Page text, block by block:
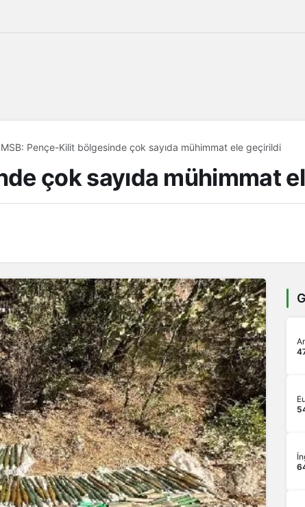
MSB: Pençe-Kilit bölgesinde çok sayıda mühimmat ele geçirildi
çok sayıda mühimmat